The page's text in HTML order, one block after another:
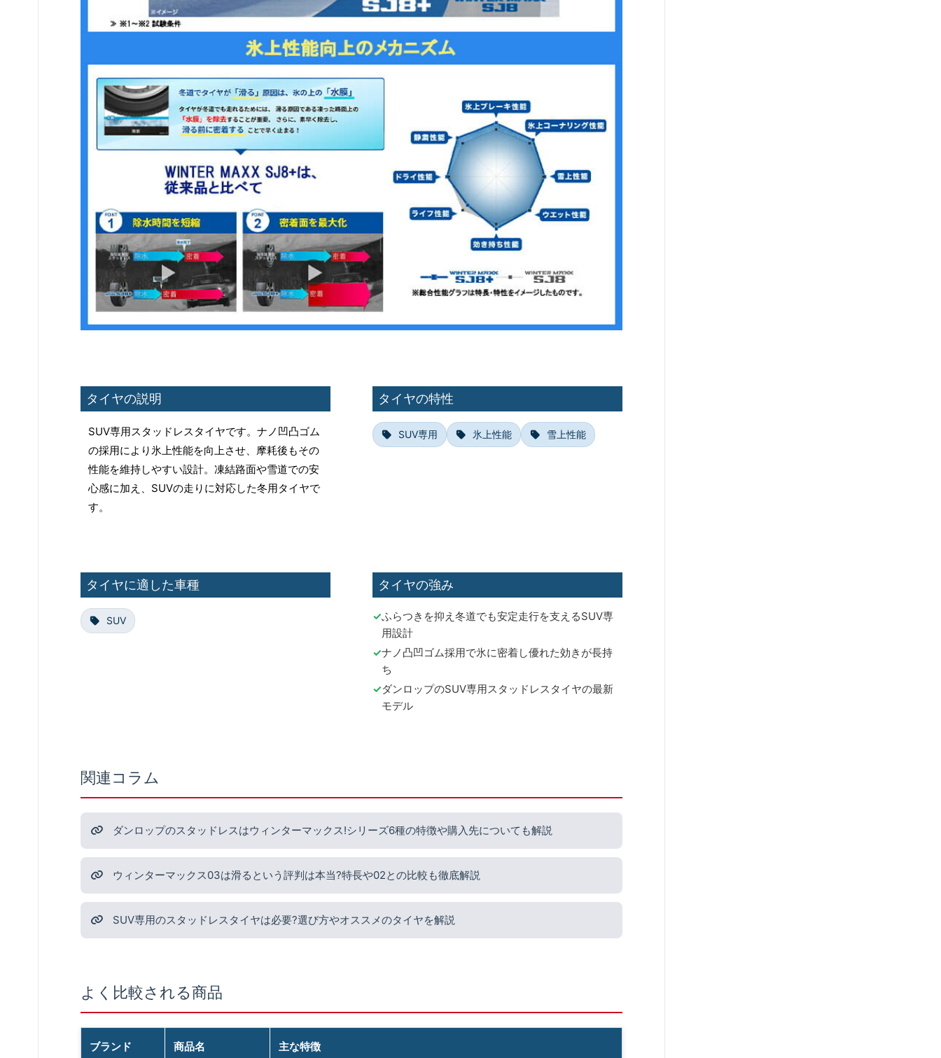
タイヤの説明
SUV専用スタッドレスタイヤです。ナノ凹凸ゴム
の採用により氷上性能を向上させ、摩耗後もその
性能を維持しやすい設計。凍結路面や雪道での安
心感に加え、SUVの走りに対応した冬用タイヤで
す。
タイヤの特性
SUV専用 氷上性能 雪上性能
タイヤに適した車種
SUV
タイヤの強み
ふらつきを抑え冬道でも安定走行を支えるSUV専
用設計
ナノ凸凹ゴム採用で氷に密着し優れた効きが長持
ち
ダンロップのSUV専用スタッドレスタイヤの最新
モデル
関連コラム
ダンロップのスタッドレスはウィンターマックス!シリーズ6種の特徴や購入先についても解説
ウィンターマックス03は滑るという評判は本当?特長や02との比較も徹底解説
SUV専用のスタッドレスタイヤは必要?選び方やオススメのタイヤを解説
よく比較される商品
ブランド 商品名 主な特徴